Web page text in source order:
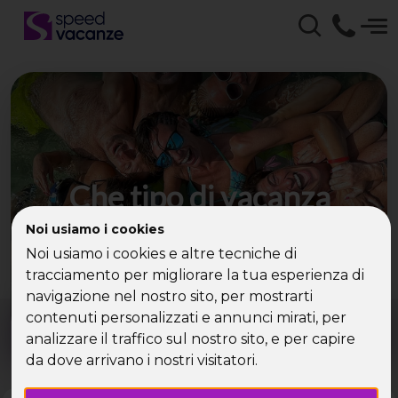
Noi usiamo i cookies
Noi usiamo i cookies e altre tecniche di
tracciamento per migliorare la tua esperienza di
navigazione nel nostro sito, per mostrarti
contenuti personalizzati e annunci mirati, per
analizzare il traffico sul nostro sito, e per capire
da dove arrivano i nostri visitatori.
Che tipo di vacanza
cerchi?
Scegli la tua destinazione tra le diverse proposte
di Speed Vacanze®
Dove? Quando?
Tutto l'anno